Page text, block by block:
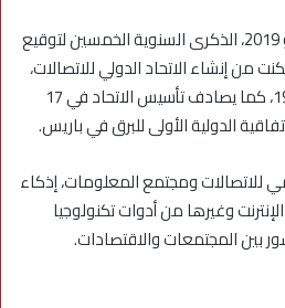
يذكر أن أمس الجمعة 17 مايو 2019، الذكرى السنوية الخمسين لتوقيع
من إنشاء الاتحاد الدولي للاتصالات،
ويُحتفل به سنوياً منذ عام 1969، كما يصادف تأسيس الاتحاد في 17
للاتصالات ومجتمع المعلومات، إذكاء
وغيرها من أدوات تكنولوجيا
بين المجتمعات والاقتصادات.